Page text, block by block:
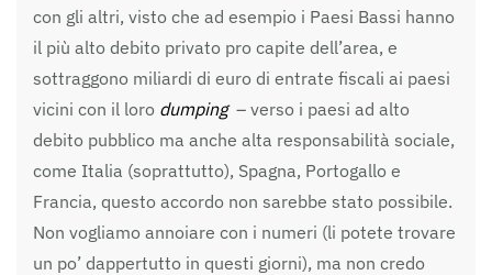
con gli altri, visto che ad esempio i Paesi Bassi hanno
il più alto debito privato pro capite dell’area, e
sottraggono miliardi di euro di entrate fiscali ai paesi
vicini con il loro dumping– verso i paesi ad alto
debito pubblico ma anche alta responsabilità sociale,
come Italia (soprattutto), Spagna, Portogallo e
Francia, questo accordo non sarebbe stato possibile.
Non vogliamo annoiare con i numeri (li potete trovare
un po’ dappertutto in questi giorni), ma non credo